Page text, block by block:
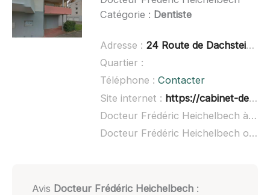
Catégorie : Dentiste
Adresse : 24 Route de Dachstein, 67120 Molsheim
Quartier :
Téléphone : Contacter
Site internet : https://cabinet-dentaire-sonet-calmant.fr/
Docteur Frédéric Heichelbech à domicile :
Docteur Frédéric Heichelbech ouvert dimanche :
Avis Docteur Frédéric Heichelbech: